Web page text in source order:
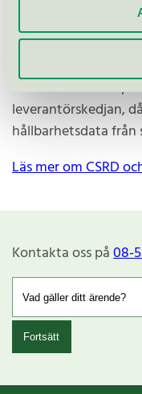
Bolag utanför EU
storlek.
I EU gäller CSRD
kommer dock att
leverantörskedjan,
hållbarhetsdata från
Läs mer om CSRD
Kontakta oss på08-
Fortsätt